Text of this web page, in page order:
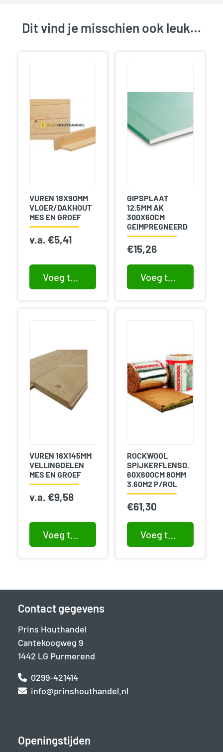
Dit vind je misschien ook leuk…
VUREN 18X90MM
VLOER/DAKHOUT
MES EN GROEF
v.a. €5,41
Voeg toe aan winkelwagen
GIPSPLAAT
12.5MM AK
300X60CM
GEIMPREGNEERD
€15,26
Voeg toe aan winkelwagen
VUREN 18X145MM
VELLINGDELEN
MES EN GROEF
v.a. €9,58
Voeg toe aan winkelwagen
ROCKWOOL
SPIJKERFLENSD.
60X600CM 80MM
3.60M2 P/ROL
€61,30
Voeg toe aan winkelwagen
Contact gegevens
Prins Houthandel
Cantekoogweg 9
1442 LG Purmerend
0299-421414
info@prinshouthandel.nl
Openingstijden